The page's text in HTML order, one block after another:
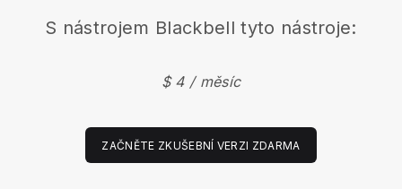
S nástrojem Blackbell tyto nástroje:
$ 4 / měsíc
ZAČNĚTE ZKUŠEBNÍ VERZI ZDARMA